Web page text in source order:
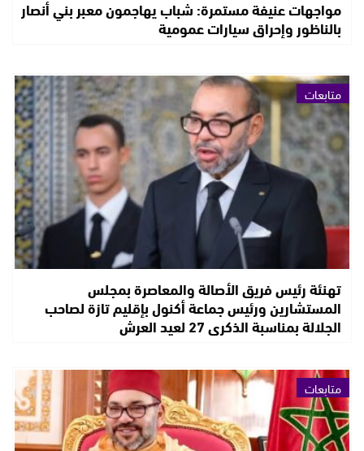
مواجهات عنيفة مستمرة: شباب يهاجمون معبر بني أنصار
بالناظور وإحراق سيارات عمومية
متابعات
تهنئة رئيس فريق الأصالة والمعاصرة بمجلس
المستشارين ورئيس جماعة أكنول بإقليم تازة لصاحب
الجلالة بمناسبة الذكرى 27 لعيد العرش
متابعات